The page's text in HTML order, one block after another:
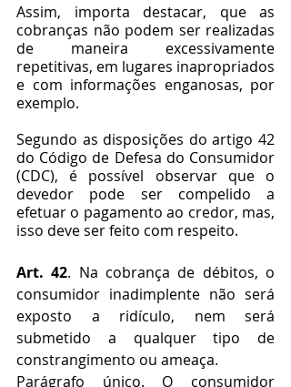
Assim, importa destacar, que as
cobranças não podem ser realizadas
de maneira excessivamente
repetitivas, em lugares inapropriados
e com informações enganosas, por
exemplo.
Segundo as disposições do artigo 42
do Código de Defesa do Consumidor
(CDC), é possível observar que o
devedor pode ser compelido a
efetuar o pagamento ao credor, mas,
isso deve ser feito com respeito.
Art. 42. Na cobrança de débitos, o
consumidor inadimplente não será
exposto a ridículo, nem será
submetido a qualquer tipo de
constrangimento ou ameaça.
Parágrafo único. O consumidor